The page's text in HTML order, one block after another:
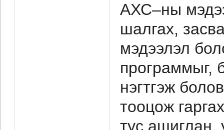
АХС–ны
шалгах,
мэдээлэл
программыг,
нэгтгэж
тооцож
тус ашиглан,